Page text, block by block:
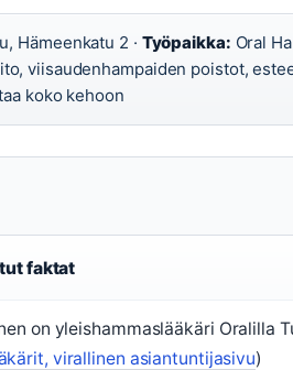
Hämeenkatu 2 · Työpaikka: Oral
viisaudenhampaiden poistot,
koko kehoon
faktat
on yleishammaslääkäri Oralilla
virallinen asiantuntijasivu)